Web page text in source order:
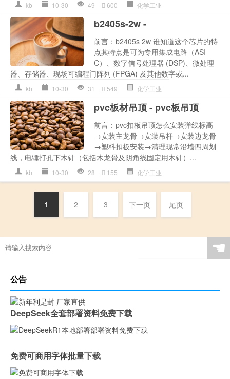
kb 10-30 49 600 化学工业
b2405s-2w -
前言：b2405s 2w 谁知道这个芯片的特
点其特点是可为专用集成电路（ASI
C）、数字信号处理器 (DSP)、微处理
器、存储器、现场可编程门阵列 (FPGA) 及其他数字或...
kb 10-30 31 549 化学工业
pvc板材吊顶 - pvc板吊顶
前言：pvc扣板吊顶怎么安装弹线标高
→安装主龙骨→安装吊杆→安装边龙骨
→塑料扣板安装→清理现常沿墙四周划
线，电锤打孔下木针（包括木龙骨及阴角线固定用木针）...
kb 10-30 28 155 化学工业
1 2 3 下一页 尾页
☚
公告
DeepSeek全套部署资料免费下载
免费可商用字体批量下载